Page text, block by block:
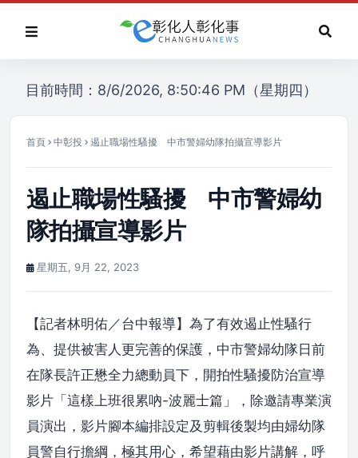
目前時間：8/6/2026, 8:50:46 PM（星期四）
首頁 中彰投 遏止職場性騷擾 中市警婦幼隊拍攝宣導影片
遏止職場性騷擾 中市警婦幼
隊拍攝宣導影片
星期五, 9月 22, 2023
【記者林明佑／台中報導】為了有效遏止性騷行
為、提供被害人更完善的保護，中市警婦幼隊日前
在隊長許正懋全力總動員下，開拍性騷擾防治宣導
影片「這樣上班很累吶-波麗士篇」，除邀請專業演
員演出，影片腳本編排設定及剪輯後製均由婦幼隊
員警自行擔綱，極其用心，希望藉由影片講解，呼